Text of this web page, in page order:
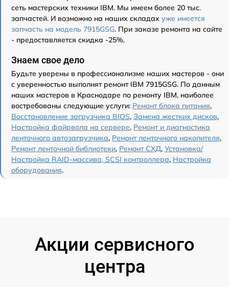
сеть мастерских техники IBM. Мы имеем более 20 тыс.
запчастей. И возможно на наших складах уже имеется
запчасть на модель 7915GSG. При заказе ремонта на сайте
- предоставляется скидка -25%.
Знаем свое дело
Будьте уверены в профессионализме наших мастеров - они
с уверенностью выполнят ремонт IBM 7915GSG. По данным
наших мастеров в Краснодаре по ремонту IBM, наиболее
востребованы следующие услуги: Ремонт блока питания,
Восстановление загрузчика BIOS, Замена жестких дисков,
Настройка файрвола на сервере, Ремонт и диагностика
ленточного автозагрузчика, Ремонт ленточного накопителя,
Ремонт ленточной библиотеки, Ремонт СХД, Установка/
Настройка RAID-массива, SCSI контроллера, Настройка
оборудования.
Акции сервисного
центра